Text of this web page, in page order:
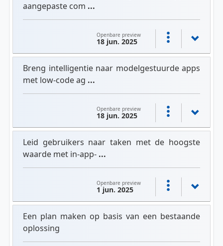
aangepaste com ...
Openbare preview
18 jun. 2025
Breng intelligentie naar modelgestuurde apps
met low-code ag ...
Openbare preview
18 jun. 2025
Leid gebruikers naar taken met de hoogste
waarde met in-app- ...
Openbare preview
1 jun. 2025
Een plan maken op basis van een bestaande
oplossing